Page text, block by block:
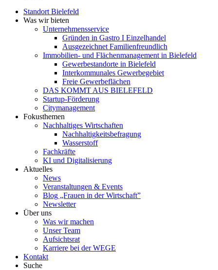
Standort Bielefeld
Was wir bieten
Unternehmensservice
Gründen in Gastro I Einzelhandel
Ausgezeichnet Familienfreundlich
Immobilien- und Flächenmanagement in Bielefeld
Gewerbestandorte in Bielefeld
Interkommunales Gewerbegebiet
Freie Gewerbeflächen
DAS KOMMT AUS BIELEFELD
Startup-Förderung
Citymanagement
Fokusthemen
Nachhaltiges Wirtschaften
Nachhaltigkeitsbefragung
Wasserstoff
Fachkräfte
KI und Digitalisierung
Aktuelles
News
Veranstaltungen & Events
Blog „Frauen in der Wirtschaft”
Newsletter
Über uns
Was wir machen
Unser Team
Aufsichtsrat
Karriere bei der WEGE
Kontakt
Suche